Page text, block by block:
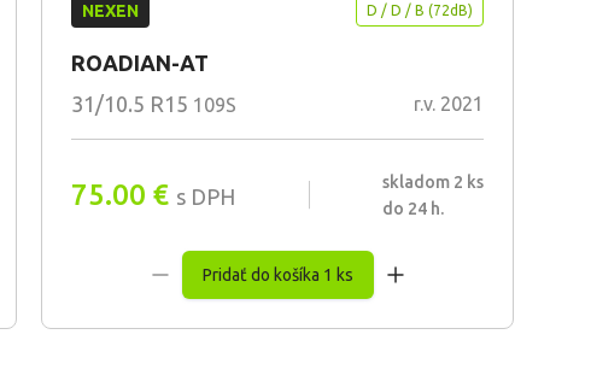
NEXEN D / D / B (72dB)
ROADIAN-AT
31/10.5 R15 109S r.v. 2021
75.00 € s DPH
skladom 2 ks
do 24 h.
Pridať do košíka 1 ks